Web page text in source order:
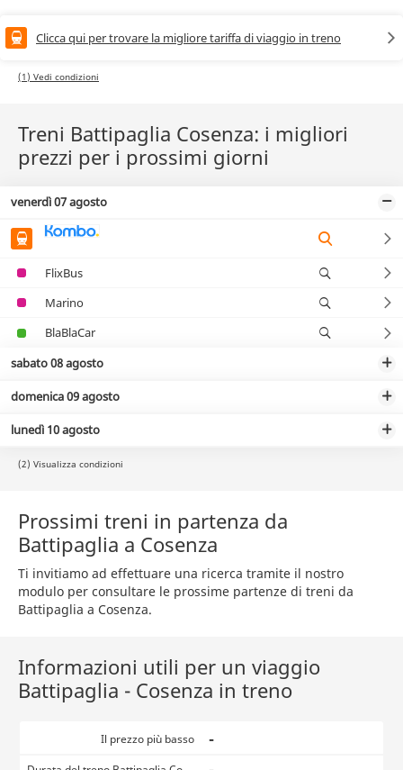
Clicca qui per trovare la migliore tariffa di viaggio in treno
(1) Vedi condizioni
Treni Battipaglia Cosenza: i migliori
prezzi per i prossimi giorni
venerdì 07 agosto
FlixBus
Marino
BlaBlaCar
sabato 08 agosto
domenica 09 agosto
lunedì 10 agosto
(2) Visualizza condizioni
Prossimi treni in partenza da
Battipaglia a Cosenza
Ti invitiamo ad effettuare una ricerca tramite il nostro
modulo per consultare le prossime partenze di treni da
Battipaglia a Cosenza.
Informazioni utili per un viaggio
Battipaglia - Cosenza in treno
Il prezzo più basso -